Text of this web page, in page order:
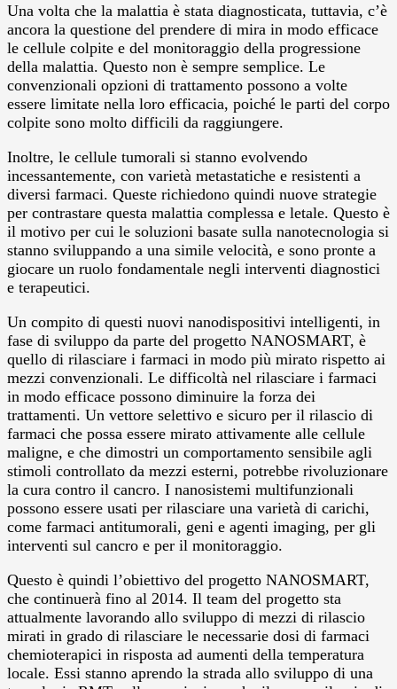
Una volta che la malattia è stata diagnosticata, tuttavia, c’è
ancora la questione del prendere di mira in modo efficace
le cellule colpite e del monitoraggio della progressione
della malattia. Questo non è sempre semplice. Le
convenzionali opzioni di trattamento possono a volte
essere limitate nella loro efficacia, poiché le parti del corpo
colpite sono molto difficili da raggiungere.
Inoltre, le cellule tumorali si stanno evolvendo
incessantemente, con varietà metastatiche e resistenti a
diversi farmaci. Queste richiedono quindi nuove strategie
per contrastare questa malattia complessa e letale. Questo è
il motivo per cui le soluzioni basate sulla nanotecnologia si
stanno sviluppando a una simile velocità, e sono pronte a
giocare un ruolo fondamentale negli interventi diagnostici
e terapeutici.
Un compito di questi nuovi nanodispositivi intelligenti, in
fase di sviluppo da parte del progetto NANOSMART, è
quello di rilasciare i farmaci in modo più mirato rispetto ai
mezzi convenzionali. Le difficoltà nel rilasciare i farmaci
in modo efficace possono diminuire la forza dei
trattamenti. Un vettore selettivo e sicuro per il rilascio di
farmaci che possa essere mirato attivamente alle cellule
maligne, e che dimostri un comportamento sensibile agli
stimoli controllato da mezzi esterni, potrebbe rivoluzionare
la cura contro il cancro. I nanosistemi multifunzionali
possono essere usati per rilasciare una varietà di carichi,
come farmaci antitumorali, geni e agenti imaging, per gli
interventi sul cancro e per il monitoraggio.
Questo è quindi l’obiettivo del progetto NANOSMART,
che continuerà fino al 2014. Il team del progetto sta
attualmente lavorando allo sviluppo di mezzi di rilascio
mirati in grado di rilasciare le necessarie dosi di farmaci
chemioterapici in risposta ad aumenti della temperatura
locale. Essi stanno aprendo la strada allo sviluppo di una